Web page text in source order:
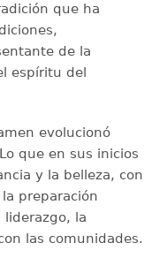
que ha
de la
espíritu del
evolucionó
que en sus inicios
y la belleza, con
preparación
liderazgo, la
las comunidades.